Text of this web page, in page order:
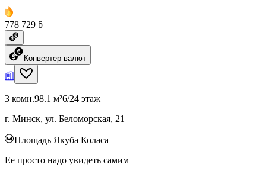
778 729 ƃ
Конвертер валют
3 комн.98.1 м²6/24 этаж
г. Минск, ул. Беломорская, 21
Площадь Якуба Коласа
Ее просто надо увидеть самим